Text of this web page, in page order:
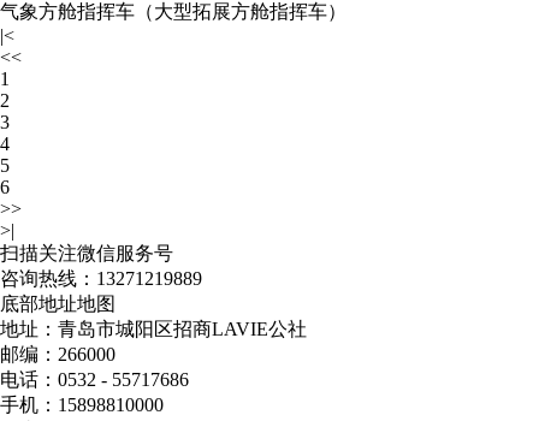
气象方舱指挥车（大型拓展方舱指挥车）
|<
<<
1
2
3
4
5
6
>>
>|
扫描关注微信服务号
咨询热线： 13271219889
底部地址地图
地址：青岛市城阳区招商LAVIE公社
邮编：266000
电话：0532 - 55717686
手机：15898810000